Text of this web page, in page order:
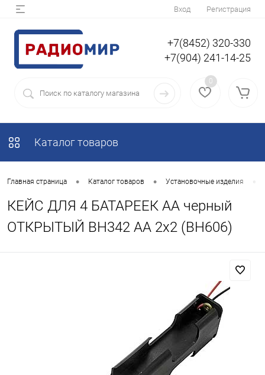
Вход Регистрация
+7(8452) 320-330
+7(904) 241-14-25
0
Каталог товаров
Главная страница • Каталог товаров • Установочные изделия
КЕЙС ДЛЯ 4 БАТАРЕЕК AA черный
ОТКРЫТЫЙ BH342 AA 2x2 (BH606)